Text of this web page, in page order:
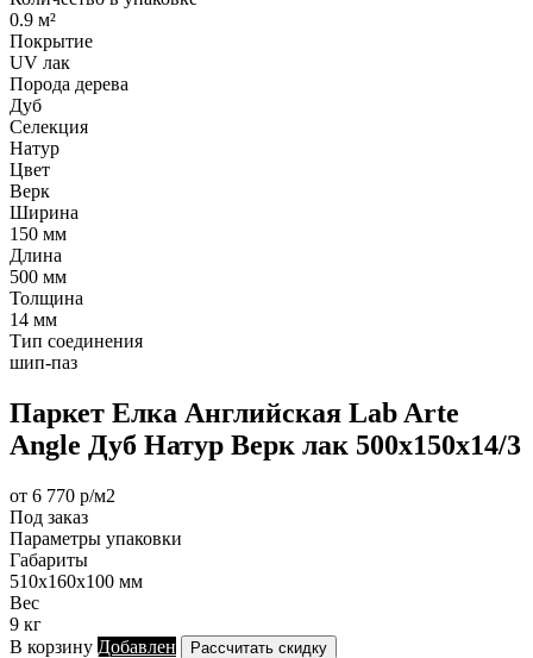
0.9 м²
Покрытие
UV лак
Порода дерева
Дуб
Селекция
Натур
Цвет
Верк
Ширина
150 мм
Длина
500 мм
Толщина
14 мм
Тип соединения
шип-паз
Паркет Елка Английская Lab Arte
Angle Дуб Натур Верк лак 500х150х14/3
от 6 770 р/м2
Под заказ
Параметры упаковки
Габариты
510х160х100 мм
Вес
9 кг
В корзину Добавлен Рассчитать скидку